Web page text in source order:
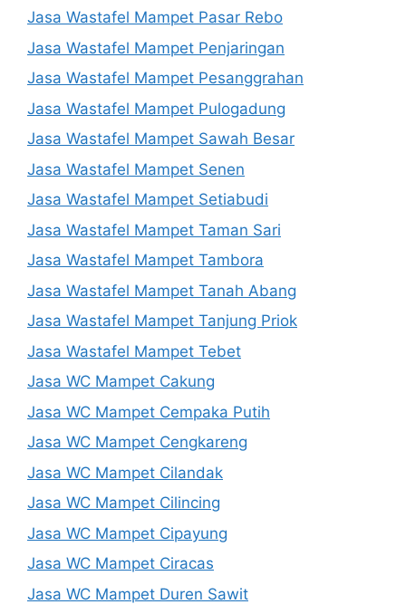
Jasa Wastafel Mampet Pasar Rebo
Jasa Wastafel Mampet Penjaringan
Jasa Wastafel Mampet Pesanggrahan
Jasa Wastafel Mampet Pulogadung
Jasa Wastafel Mampet Sawah Besar
Jasa Wastafel Mampet Senen
Jasa Wastafel Mampet Setiabudi
Jasa Wastafel Mampet Taman Sari
Jasa Wastafel Mampet Tambora
Jasa Wastafel Mampet Tanah Abang
Jasa Wastafel Mampet Tanjung Priok
Jasa Wastafel Mampet Tebet
Jasa WC Mampet Cakung
Jasa WC Mampet Cempaka Putih
Jasa WC Mampet Cengkareng
Jasa WC Mampet Cilandak
Jasa WC Mampet Cilincing
Jasa WC Mampet Cipayung
Jasa WC Mampet Ciracas
Jasa WC Mampet Duren Sawit